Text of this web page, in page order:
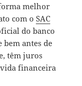
melhor
com oSAC
do banco
bem antes de
têm juros
financeira